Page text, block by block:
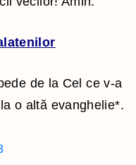
de la Cel ce v-a
o altă evanghelie*.